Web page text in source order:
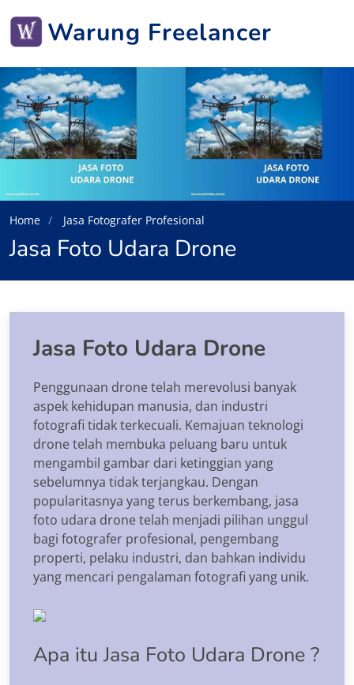
Warung Freelancer
Home Jasa Fotografer Profesional
Jasa Foto Udara Drone
Jasa Foto Udara Drone
Penggunaan drone telah merevolusi banyak
aspek kehidupan manusia, dan industri
fotografi tidak terkecuali. Kemajuan teknologi
drone telah membuka peluang baru untuk
mengambil gambar dari ketinggian yang
sebelumnya tidak terjangkau. Dengan
popularitasnya yang terus berkembang, jasa
foto udara drone telah menjadi pilihan unggul
bagi fotografer profesional, pengembang
properti, pelaku industri, dan bahkan individu
yang mencari pengalaman fotografi yang unik.
Apa itu Jasa Foto Udara Drone ?